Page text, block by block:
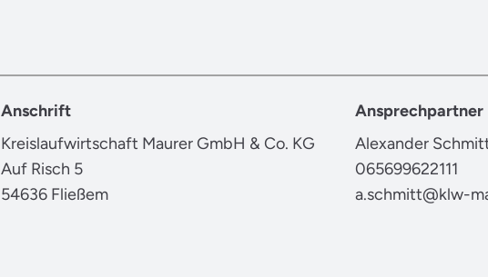
Anschrift
Kreislaufwirtschaft Maurer GmbH & Co. KG
Auf Risch 5
54636 Fließem
Ansprechpartner
Alexander
065699622111
a.schmitt@klw-